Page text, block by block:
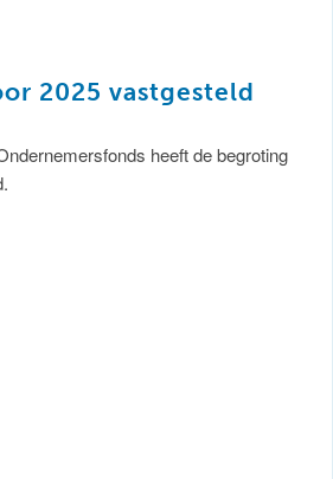
2025 vastgesteld
heeft de begroting